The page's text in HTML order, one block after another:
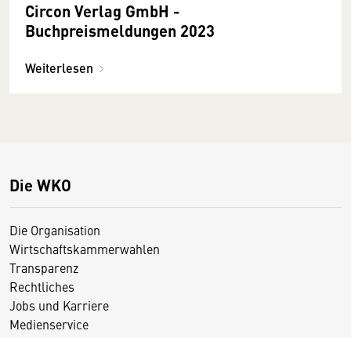
Circon Verlag GmbH -
Buchpreismeldungen 2023
Weiterlesen
Die WKO
Die Organisation
Wirtschaftskammerwahlen
Transparenz
Rechtliches
Jobs und Karriere
Medienservice